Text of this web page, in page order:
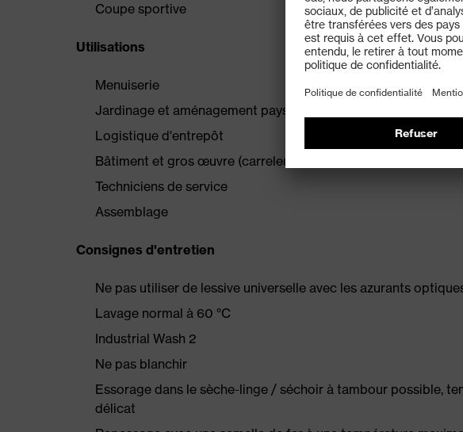
Coupe sportive
Utilisations
Menuiserie
Jardinage et aménagement paysager
Logistique d'entrepôt
Bâtiment et gros œuvre (carreleurs, maçons, etc.)
Techniciens de service
Assemblage
Consignes d'entretien
Ne pas utiliser de lessive universelle avec les azurants
Lavage normal à 60 °C
Industrial Wash 2
Ne pas blanchir
Essorage dans le sèche-linge / séchoir à tambour possible,
délicat